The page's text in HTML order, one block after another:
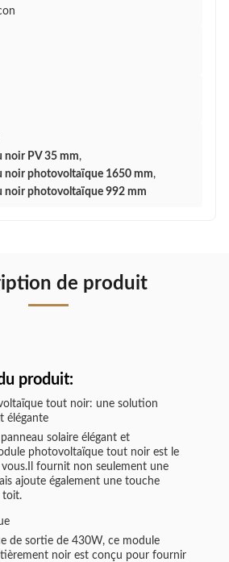
noir PV 35 mm,
noir photovoltaïque 1650 mm,
noir photovoltaïque 992 mm
de produit
produit:
tout noir: une solution
élégante
solaire élégant et
photovoltaïque tout noir est le
fournit non seulement une
ajoute également une touche
toit.
de sortie de 430W, ce module
noir est conçu pour fournir